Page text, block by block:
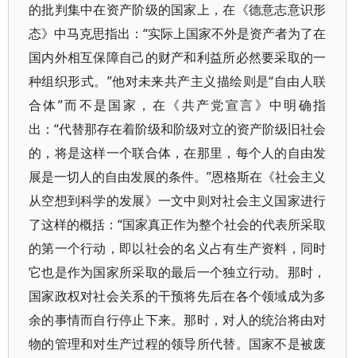
的批判集中在资产阶级的国家上，在《德意志意识形
态》中马克思指出：“实际上国家不外是资产者为了在
国内外相互保障自己的财产和利益所必然要采取的一
种组织形式。”他对未来共产主义描绘则是“自由人联
合体”而不是国家，在《共产党宣言》中明确指
出：“代替那存在着阶级和阶级对立的资产阶级旧社会
的，将是这样一个联合体，在那里，每个人的自由发
展是一切人的自由发展的条件。”恩格斯在《社会主义
从空想到科学的发展》一文中则对社会主义国家进行
了这样的概括：“国家真正作为整个社会的代表所采取
的第一个行动，即以社会的名义占有生产资料，同时
它也是作为国家所采取的最后一个独立行动。那时，
国家政权对社会关系的干预将先后在各个领域成为多
余的事情而自行停止下来。那时，对人的统治将由对
物的管理和对生产过程的领导所代替。国家不是被废